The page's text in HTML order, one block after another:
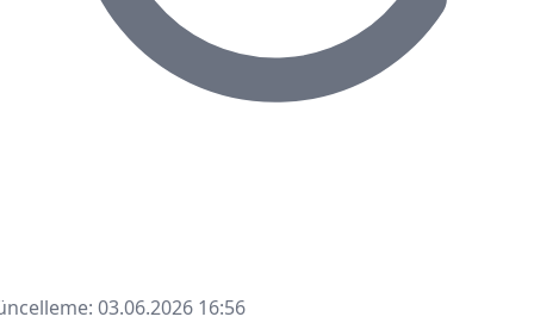
03.06.2026 16:56